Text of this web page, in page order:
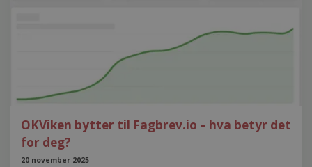
OKViken bytter til Fagbrev.io – hva betyr det
for deg?
20 november 2025